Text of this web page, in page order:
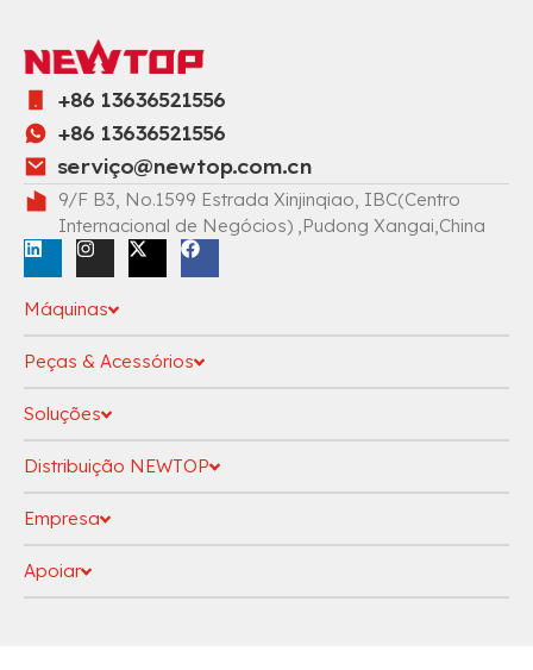
+86 13636521556
+86 13636521556
serviço@newtop.com.cn
9/F B3, No.1599 Estrada Xinjinqiao, IBC(Centro
Internacional de Negócios) ,Pudong Xangai,China
Máquinas
Peças & Acessórios
Soluções
Distribuição NEWTOP
Empresa
Apoiar